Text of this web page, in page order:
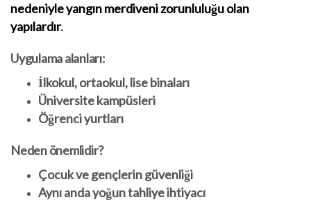
nedeniyle yangın merdiveni zorunluluğu olan
yapılardır.
Uygulama alanları:
İlkokul, ortaokul, lise binaları
Üniversite kampüsleri
Öğrenci yurtları
Neden önemlidir?
Çocuk ve gençlerin güvenliği
Aynı anda yoğun tahliye ihtiyacı